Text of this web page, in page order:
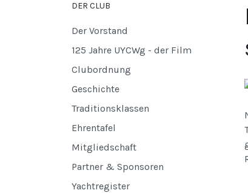
DER CLUB
Der Vorstand
125 Jahre UYCWg - der Film
Clubordnung
Geschichte
Traditionsklassen
Ehrentafel
Mitgliedschaft
Partner & Sponsoren
Yachtregister